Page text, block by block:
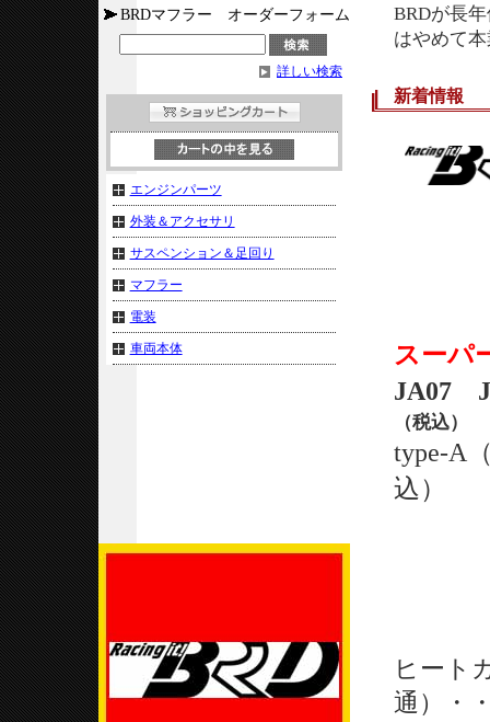
BRDマフラー オーダーフォーム
詳しい検索
エンジンパーツ
外装＆アクセサリ
サスペンション＆足回り
マフラー
電装
車両本体
BRDが長
はやめて
新着情報
スーパ
JA07
（税込）
type-A
込）
ヒート
通）・